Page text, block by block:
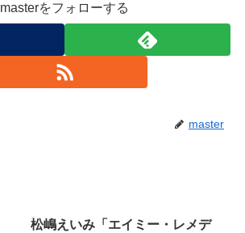
masterをフォローする
master
松嶋えいみ「エイミー・レメデ